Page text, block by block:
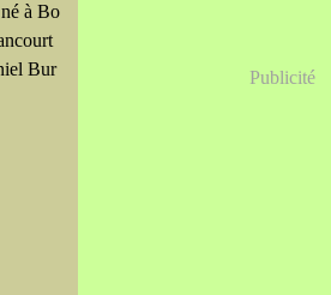
à Bo
Bur
Publicité